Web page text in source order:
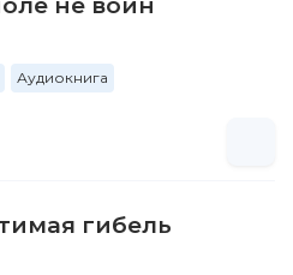
не воин
Аудиокнига
гибель